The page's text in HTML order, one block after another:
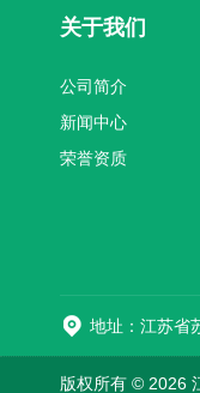
关于我们
公司简介
新闻中心
荣誉资质
地址：江苏省
版权所有 © 2026